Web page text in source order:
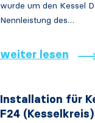
wurde um den Kessel
Nennleistung des…
weiter lesen
Installation für
F24 (Kesselkreis)